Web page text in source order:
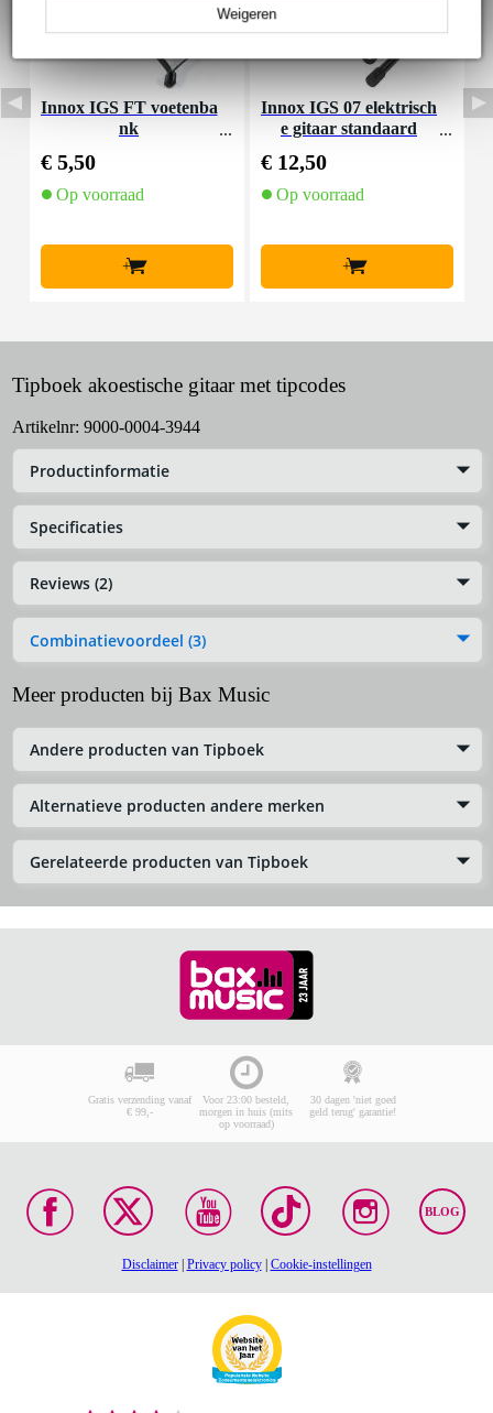
Weigeren
Innox IGS FT voetenba
nk
€ 5,50
Op voorraad
+
Innox IGS 07 elektrisch
e gitaar standaard
€ 12,50
Op voorraad
+
Tipboek akoestische gitaar met tipcodes
Artikelnr: 9000-0004-3944
Productinformatie
Specificaties
Reviews (2)
Combinatievoordeel (3)
Meer producten bij Bax Music
Andere producten van Tipboek
Alternatieve producten andere merken
Gerelateerde producten van Tipboek
Gratis verzending vanaf
€ 99,-
Voor 23:00 besteld,
morgen in huis (mits
op voorraad)
30 dagen 'niet goed
geld terug' garantie!
BLOG
Disclaimer| Privacy policy| Cookie-instellingen